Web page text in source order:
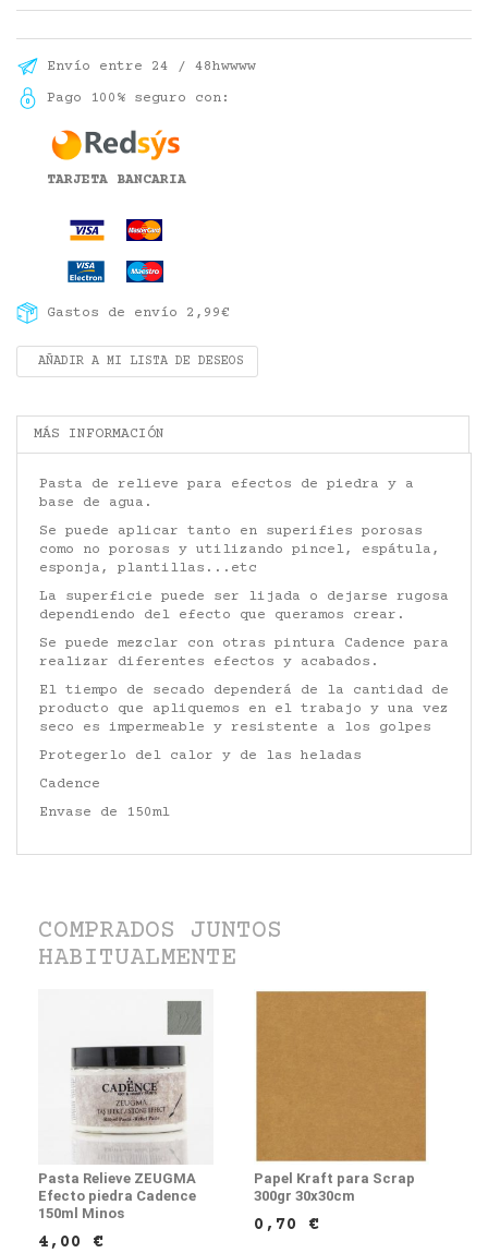
Envío entre 24 / 48hwwww
Pago 100% seguro con:
TARJETA BANCARIA
Gastos de envío 2,99€
AÑADIR A MI LISTA DE DESEOS
MÁS INFORMACIÓN
Pasta de relieve para efectos de piedra y a
base de agua.
Se puede aplicar tanto en superifies porosas
como no porosas y utilizando pincel, espátula,
esponja, plantillas...etc
La superficie puede ser lijada o dejarse rugosa
dependiendo del efecto que queramos crear.
Se puede mezclar con otras pintura Cadence para
realizar diferentes efectos y acabados.
El tiempo de secado dependerá de la cantidad de
producto que apliquemos en el trabajo y una vez
seco es impermeable y resistente a los golpes
Protegerlo del calor y de las heladas
Cadence
Envase de 150ml
COMPRADOS JUNTOS
HABITUALMENTE
Pasta Relieve ZEUGMA
Efecto piedra Cadence
150ml Minos
4,00 €
Papel Kraft para Scrap
300gr 30x30cm
0,70 €